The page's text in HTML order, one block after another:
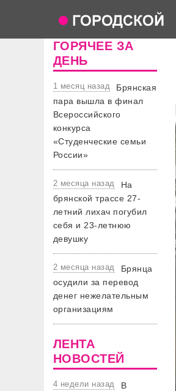
ГОРЯЧЕЕ ЗА
ДЕНЬ
1 месяц назад
Брянская
пара вышла в финал
Всероссийского
конкурса
«Студенческие семьи
России»
2 месяца назад
На
брянской трассе 27-
летний лихач погубил
себя и 23-летнюю
девушку
2 месяца назад
Брянца
осудили за перевод
денег нежелательным
организациям
ЛЕНТА
НОВОСТЕЙ
4 недели назад
В